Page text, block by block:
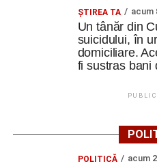
ȘTIREA TA acum
Un tânăr din
suicidului, în
domiciliare.
fi sustras bani
POLITICĂ acum